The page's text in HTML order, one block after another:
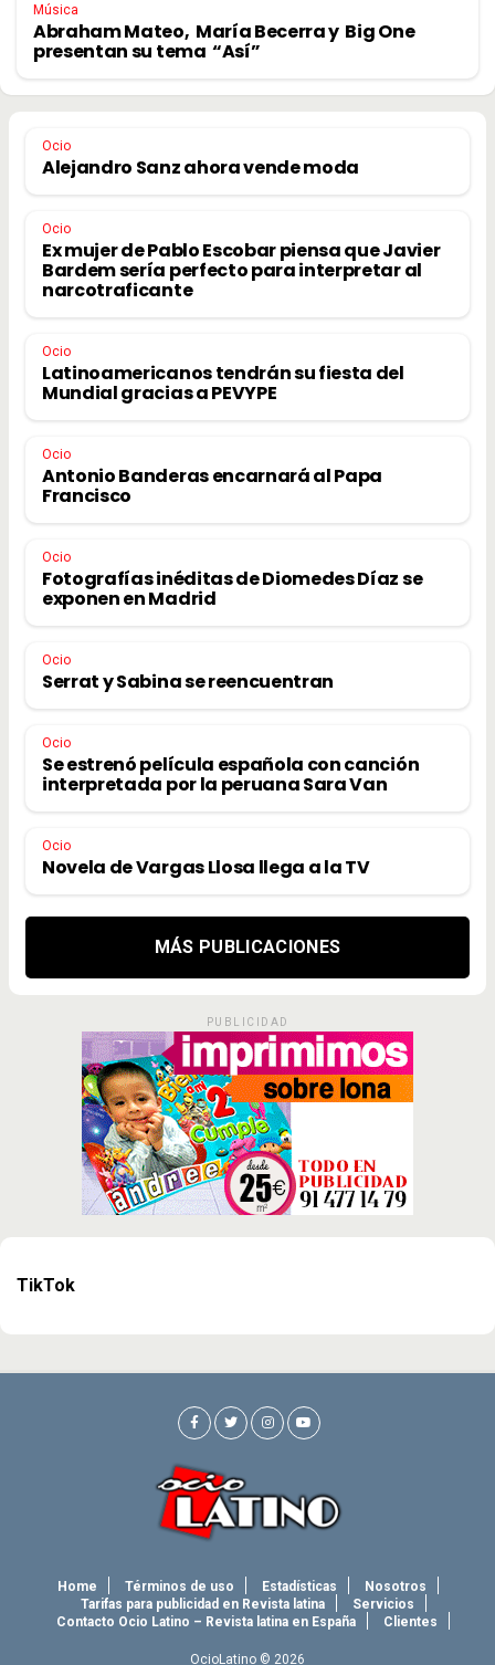
Música
Abraham Mateo, María Becerra y Big One
presentan su tema “Así”
Ocio
Alejandro Sanz ahora vende moda
Ocio
Ex mujer de Pablo Escobar piensa que Javier
Bardem sería perfecto para interpretar al
narcotraficante
Ocio
Latinoamericanos tendrán su fiesta del
Mundial gracias a PEVYPE
Ocio
Antonio Banderas encarnará al Papa
Francisco
Ocio
Fotografías inéditas de Diomedes Díaz se
exponen en Madrid
Ocio
Serrat y Sabina se reencuentran
Ocio
Se estrenó película española con canción
interpretada por la peruana Sara Van
Ocio
Novela de Vargas Llosa llega a la TV
MÁS PUBLICACIONES
PUBLICIDAD
TikTok
Home Términos de uso Estadísticas
Nosotros
Tarifas para publicidad en Revista latina
Servicios
Contacto Ocio Latino – Revista latina en España
Clientes
OcioLatino © 2026